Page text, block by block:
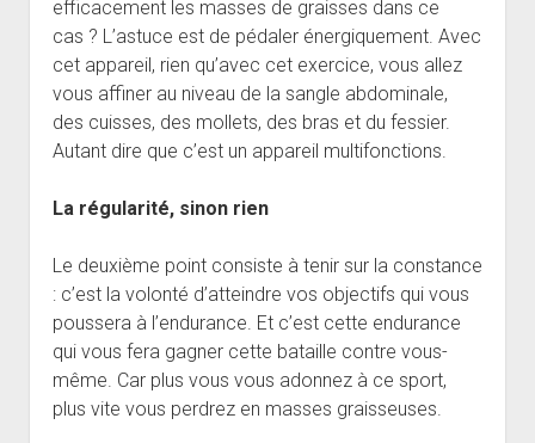
efficacement les masses de graisses dans ce
cas ? L’astuce est de pédaler énergiquement. Avec
cet appareil, rien qu’avec cet exercice, vous allez
vous affiner au niveau de la sangle abdominale,
des cuisses, des mollets, des bras et du fessier.
Autant dire que c’est un appareil multifonctions.
La régularité, sinon rien
Le deuxième point consiste à tenir sur la constance
: c’est la volonté d’atteindre vos objectifs qui vous
poussera à l’endurance. Et c’est cette endurance
qui vous fera gagner cette bataille contre vous-
même. Car plus vous vous adonnez à ce sport,
plus vite vous perdrez en masses graisseuses.